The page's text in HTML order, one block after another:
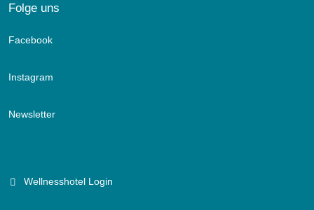
Folge uns
Facebook
Instagram
Newsletter
Wellnesshotel Login